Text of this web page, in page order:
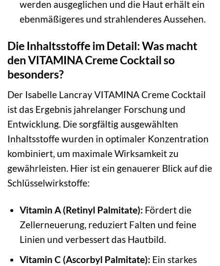
werden ausgeglichen und die Haut erhält ein
ebenmäßigeres und strahlenderes Aussehen.
Die Inhaltsstoffe im Detail: Was macht
den VITAMINA Creme Cocktail so
besonders?
Der Isabelle Lancray VITAMINA Creme Cocktail
ist das Ergebnis jahrelanger Forschung und
Entwicklung. Die sorgfältig ausgewählten
Inhaltsstoffe wurden in optimaler Konzentration
kombiniert, um maximale Wirksamkeit zu
gewährleisten. Hier ist ein genauerer Blick auf die
Schlüsselwirkstoffe:
Vitamin A (Retinyl Palmitate): Fördert die
Zellerneuerung, reduziert Falten und feine
Linien und verbessert das Hautbild.
Vitamin C (Ascorbyl Palmitate): Ein starkes